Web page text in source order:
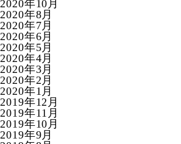
2020年10月
2020年8月
2020年7月
2020年6月
2020年5月
2020年4月
2020年3月
2020年2月
2020年1月
2019年12月
2019年11月
2019年10月
2019年9月